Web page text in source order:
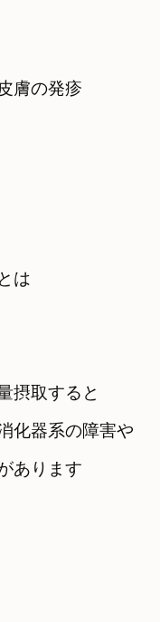
膚の発疹
は
摂取すると
化器系の障害や
あります